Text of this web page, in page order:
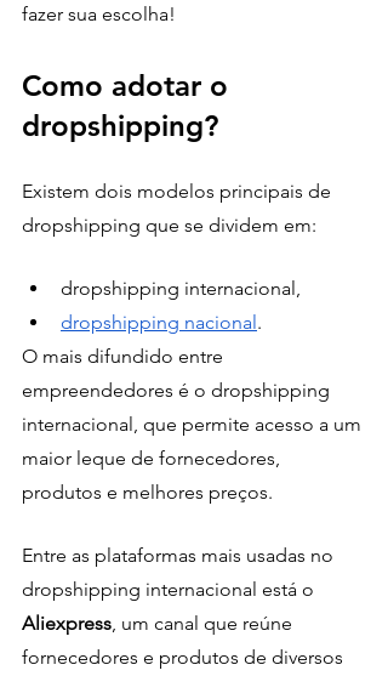
fazer sua escolha!
Como adotar o
dropshipping?
Existem dois modelos principais de
dropshipping que se dividem em:
dropshipping internacional,
dropshipping nacional.
O mais difundido entre
empreendedores é o dropshipping
internacional, que permite acesso a um
maior leque de fornecedores,
produtos e melhores preços.
Entre as plataformas mais usadas no
dropshipping internacional está o
Aliexpress , um canal que reúne
fornecedores e produtos de diversos